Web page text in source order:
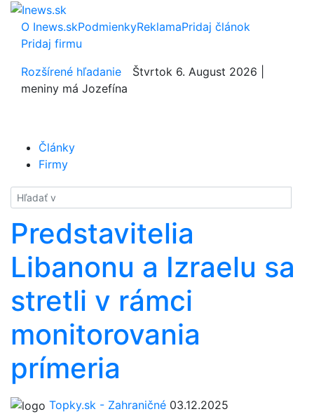
O Inews.skPodmienkyReklamaPridaj článok
Pridaj firmu
Rozšírené hľadanie
Štvrtok 6. August 2026 |
meniny má Jozefína
Články
Firmy
Hladať
Predstavitelia
Libanonu a Izraelu sa
stretli v rámci
monitorovania
prímeria
Topky.sk - Zahraničné 03.12.2025